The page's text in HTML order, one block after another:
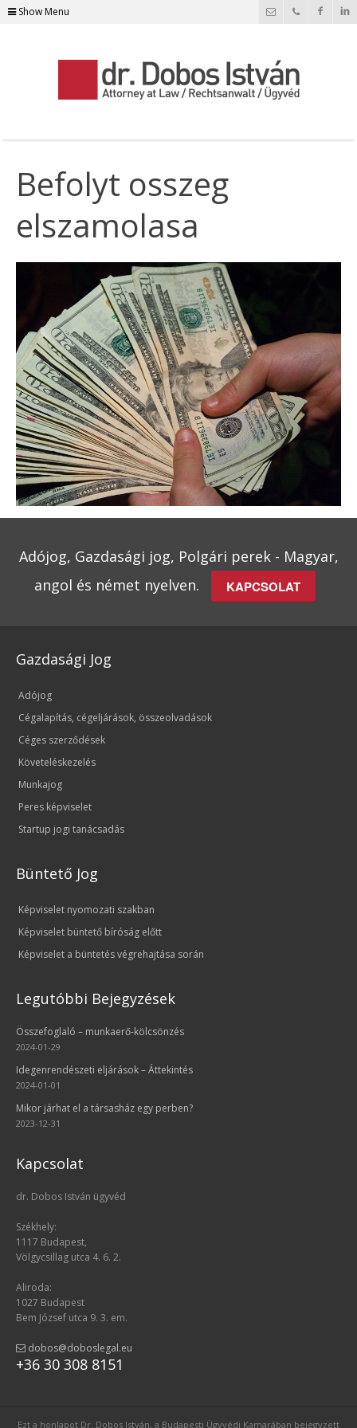
Show Menu
Befolyt osszeg
elszamolasa
Adójog, Gazdasági jog, Polgári perek - Magyar,
angol és német nyelven.
KAPCSOLAT
Gazdasági Jog
Adójog
Cégalapítás, cégeljárások, összeolvadások
Céges szerződések
Követeléskezelés
Munkajog
Peres képviselet
Startup jogi tanácsadás
Büntető Jog
Képviselet nyomozati szakban
Képviselet büntető bíróság előtt
Képviselet a büntetés végrehajtása során
Legutóbbi Bejegyzések
Összefoglaló – munkaerő-kölcsönzés
2024-01-29
Idegenrendészeti eljárások – Áttekintés
2024-01-01
Mikor járhat el a társasház egy perben?
2023-12-31
Kapcsolat
dr. Dobos István ügyvéd
Székhely:
1117 Budapest,
Völgycsillag utca 4. 6. 2.
Aliroda:
1027 Budapest
Bem József utca 9. 3. em.
dobos@doboslegal.eu
+36 30 308 8151
Ezt a honlapot Dr. Dobos István, a Budapesti Ügyvédi Kamarában bejegyzett